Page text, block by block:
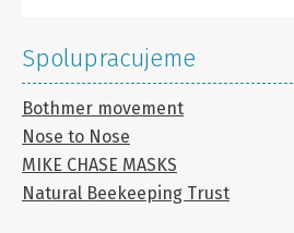
Spolupracujeme
Bothmer movement
Nose to Nose
MIKE CHASE MASKS
Natural Beekeeping Trust